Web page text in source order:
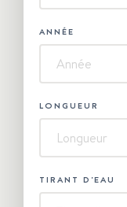
ANNÉE
LONGUEUR
TIRANT D'EAU